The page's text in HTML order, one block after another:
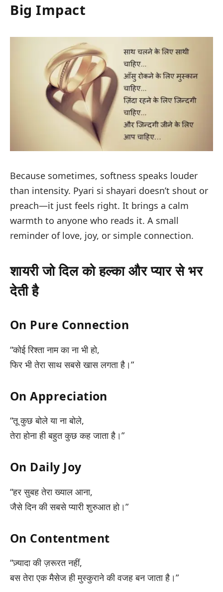
Big Impact
Because sometimes, softness speaks louder
than intensity. Pyari si shayari doesn’t shout or
preach—it just feels right. It brings a calm
warmth to anyone who reads it. A small
reminder of love, joy, or simple connection.
शायरी जो दिल को हल्का और प्यार से भर
देती है
On Pure Connection
“कोई रिश्ता नाम का ना भी हो,
फिर भी तेरा साथ सबसे खास लगता है।”
On Appreciation
“तू कुछ बोले या ना बोले,
तेरा होना ही बहुत कुछ कह जाता है।”
On Daily Joy
“हर सुबह तेरा ख्याल आना,
जैसे दिन की सबसे प्यारी शुरुआत हो।”
On Contentment
“ज़्यादा की ज़रूरत नहीं,
बस तेरा एक मैसेज ही मुस्कुराने की वजह बन जाता है।”